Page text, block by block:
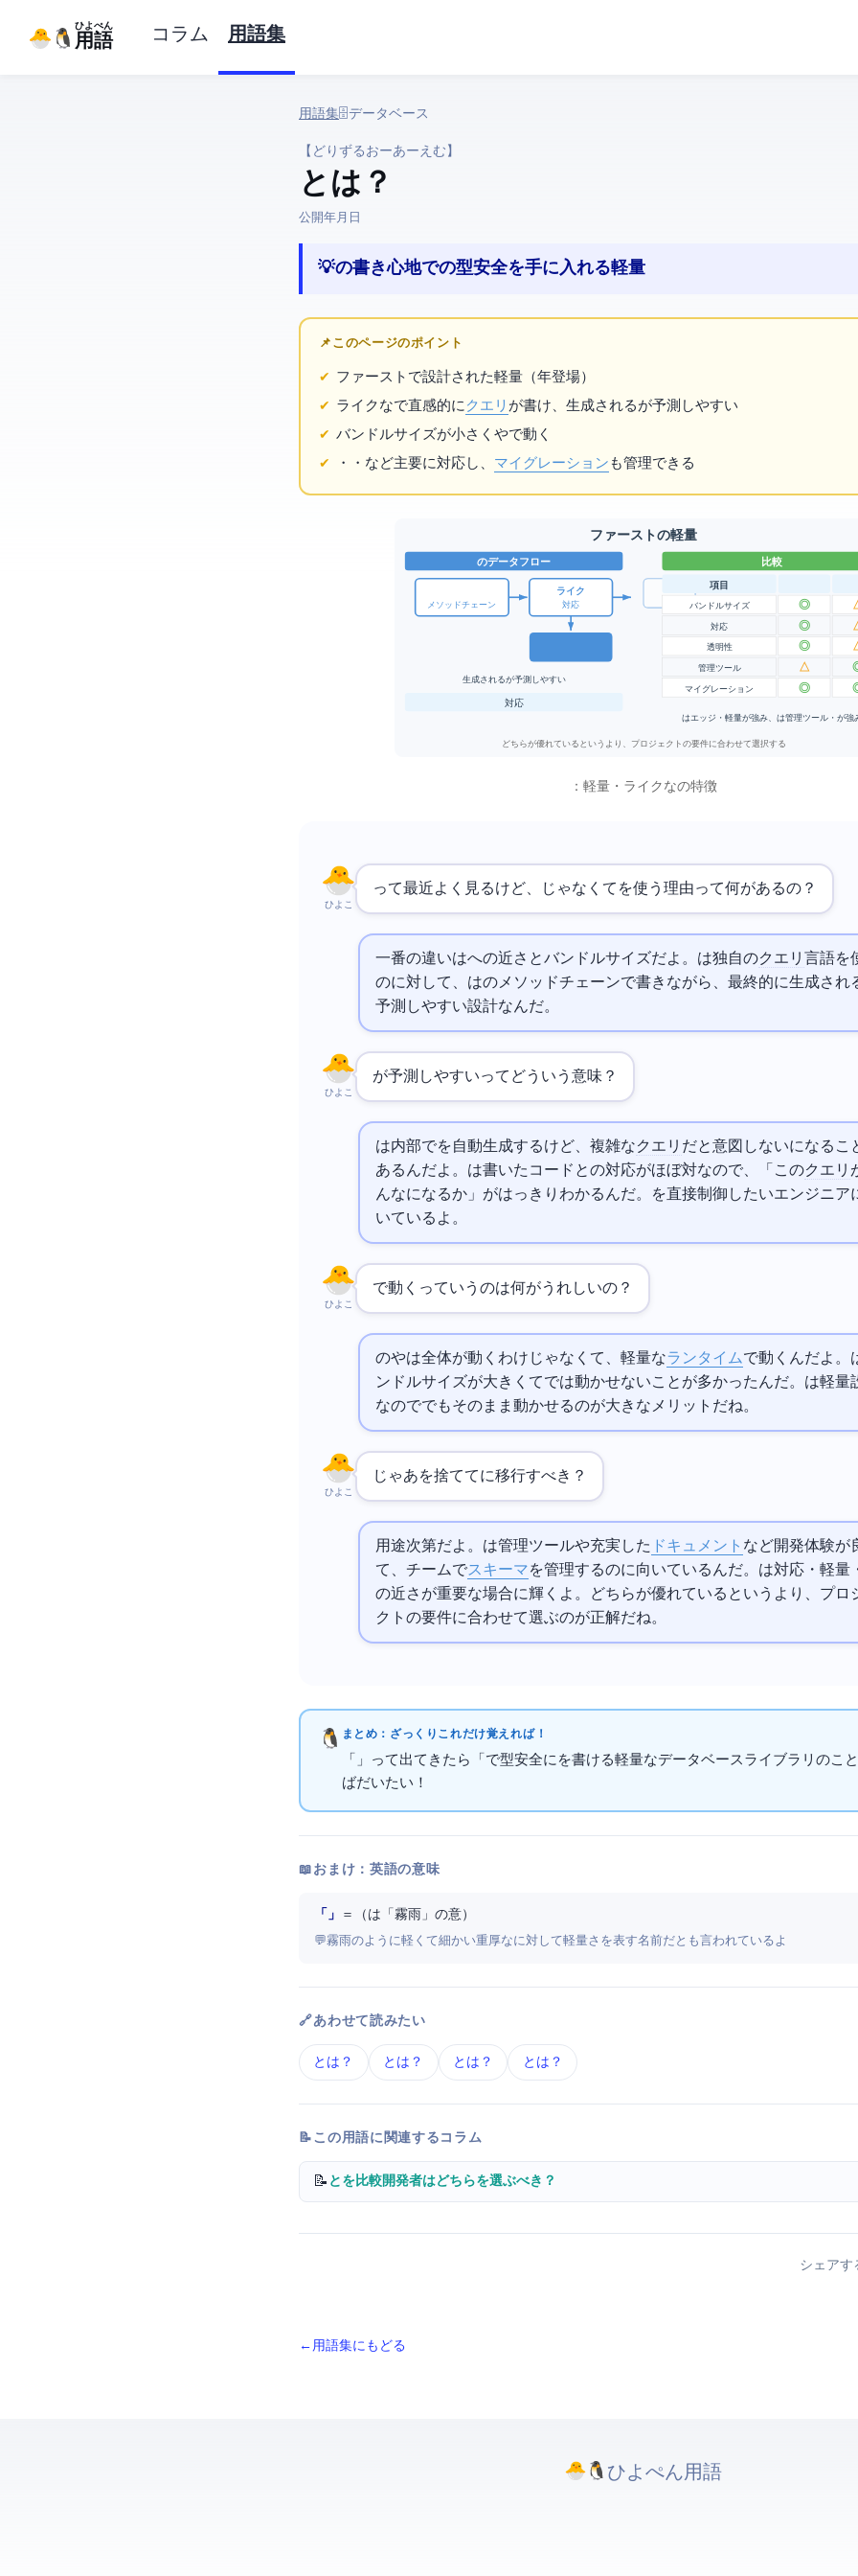
IT用語
ひよぺん コラム 用語集
用語集› 🗄️ データベース › Drizzle ORM
【どりずるおーあーえむ】
Drizzle ORM とは？
公開:2026年4月23日
💡 SQLの書き心地でTypeScriptの型安全を手に入れる軽量ORM
📌 このページのポイント
ファーストで設計された軽量 （2022年登場）
ライクなで直感的にクエリ が書け、生成されるが予測しやすい
バンドルサイズが小さくやWorkersで動く
・
・ など主要DBに対応し、 マイグレーション も管理できる
Drizzle ORM — TypeScriptファーストの軽量ORM
Drizzleのデータフロー
メソッドチェーン
SQL ライク
API (1:1対応)
生成されるSQLが予測しやすい
対応DB: PostgreSQL / MySQL / SQLite
Drizzle vs Prisma 比較
項目
バンドルサイズ ◎
Edge Runtime対応 ◎
SQL透明性 ◎
GUI管理ツール △
マイグレーション ◎
Drizzleはエッジ・軽量が強み、Prismaは管理ツール・DXが強
どちらが優れているというより、プロジェクトの要件に合わせて選択する
Drizzle ORM：軽量・SQLライクなTypeScript ORMの特徴
ひよこ
って最近よく見るけど、 じゃなくてDrizzleを使う理由って何があるの？
一番の違いはへの近さとバンドルサイズだよ。 は独自のクエリ言語を
のに対して、Drizzleはのメソッドチェーンで書きながら、最終的に生成され
予測しやすい設計なんだ。
ひよこ
が予測しやすいってどういう意味？
は内部でを自動生成するけど、複雑なクエリ だと意図しないになるこ
あるんだよ。Drizzleは書いたコードとの対応がほぼ1対1なので、「このクエリ
んなになるか」がはっきりわかるんだ。 を直接制御したいエンジニア
いているよ。
ひよこ
で動くっていうのは何がうれしいの？
のEdge FunctionsやWorkersは全体が動くわけじゃなくて、軽量なV8ランタイムで動くんだよ。
ンドルサイズが大きくてEdgeでは動かせないことが多かったんだ。Drizzleは軽量
なのでEdgeでもそのまま動かせるのが大きなメリットだね。
ひよこ
じゃあを捨ててDrizzleに移行すべき？
用途次第だよ。 は管理ツールや充実した ドキュメント など開発体験が
て、チームでスキーマを管理するのに向いているんだ。DrizzleはEdge対応・軽量
の近さが重要な場合に輝くよ。どちらが優れているというより、プロ
クトの要件に合わせて選ぶのが正解だね。
まとめ：ざっくりこれだけ覚えればOK！
「Drizzle 」って出てきたら「 で型安全にを書ける軽量なデータベースライブラリのこ
ばだいたいOK！
📖 おまけ：英語の意味
「Drizzle ORM」 ＝ （drizzleは「霧雨」の意）
💬 霧雨のように軽くて細かい——重厚なORMに対して軽量さを表す名前だとも言われているよ
🔗 あわせて読みたい
ORM とは？ Prisma とは？ SQL とは？ TypeScript とは？
📝 この用語に関連するコラム
📝 PrismaとDrizzle ORMを比較 — TypeScript開発者はどちらを選ぶべき？
シェアす
← 用語集にもどる
ひよぺんIT用語. All rights reserved.